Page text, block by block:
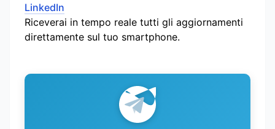
LinkedIn
Riceverai in tempo reale tutti gli aggiornamenti
direttamente sul tuo smartphone.